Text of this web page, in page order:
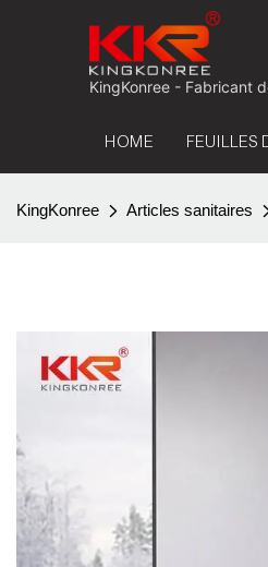
KingKonree - Fabricant
HOME FEUILLES
KingKonree Articles sanitaires